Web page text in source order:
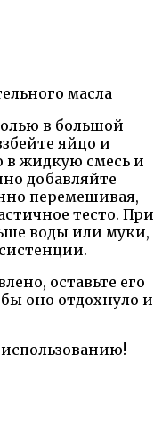
масла
в большой
яйцо и
в жидкую смесь и
добавляйте
перемешивая,
тесто. При
воды или муки,
оставьте его
оно отдохнуло и
использованию!